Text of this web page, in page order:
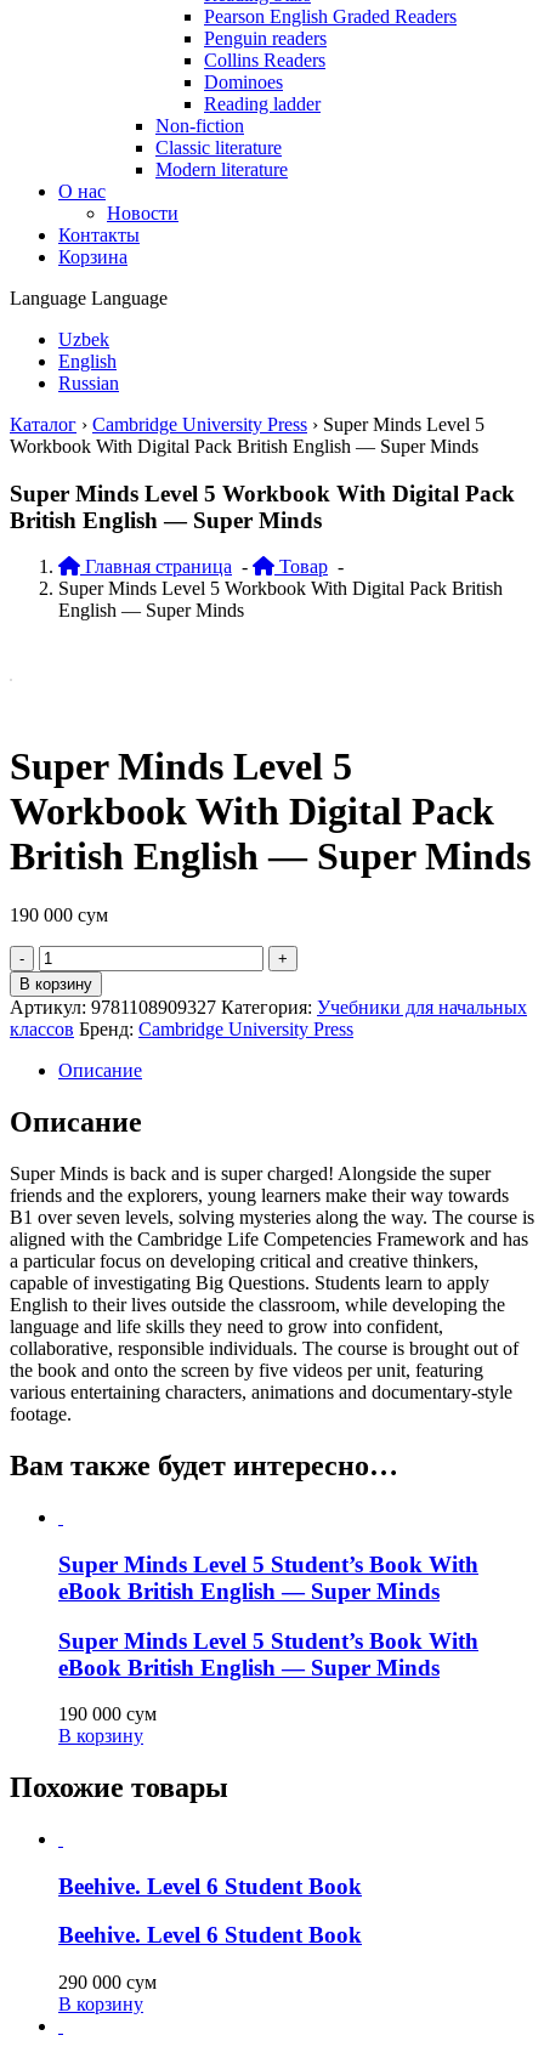
Pearson English Graded Readers
Penguin readers
Collins Readers
Dominoes
Reading ladder
Non-fiction
Classic literature
Modern literature
О нас
Новости
Контакты
Корзина
Language Language
Uzbek
English
Russian
Каталог › Cambridge University Press › Super Minds Level 5
Workbook With Digital Pack British English — Super Minds
Super Minds Level 5 Workbook With Digital Pack
British English — Super Minds
Главная страница - Товар -
Super Minds Level 5 Workbook With Digital Pack British
English — Super Minds
Super Minds Level 5
Workbook With Digital Pack
British English — Super Minds
190 000 сум
Quantity
В корзину
Артикул: 9781108909327 Категория: Учебники для начальных
классов Бренд: Cambridge University Press
Описание
Описание
Super Minds is back and is super charged! Alongside the super
friends and the explorers, young learners make their way towards
B1 over seven levels, solving mysteries along the way. The course is
aligned with the Cambridge Life Competencies Framework and has
a particular focus on developing critical and creative thinkers,
capable of investigating Big Questions. Students learn to apply
English to their lives outside the classroom, while developing the
language and life skills they need to grow into confident,
collaborative, responsible individuals. The course is brought out of
the book and onto the screen by five videos per unit, featuring
various entertaining characters, animations and documentary-style
footage.
Вам также будет интересно…
Super Minds Level 5 Student’s Book With
eBook British English — Super Minds
Super Minds Level 5 Student’s Book With
eBook British English — Super Minds
190 000 сум
В корзину
Похожие товары
Beehive. Level 6 Student Book
Beehive. Level 6 Student Book
290 000 сум
В корзину